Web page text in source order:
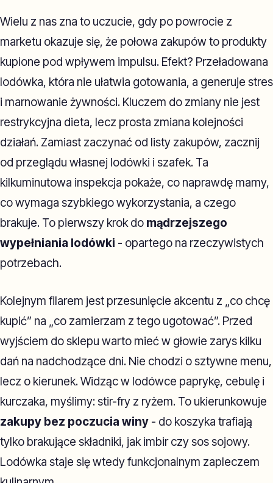
Wielu z nas zna to uczucie, gdy po powrocie z
marketu okazuje się, że połowa zakupów to produkty
kupione pod wpływem impulsu. Efekt? Przeładowana
lodówka, która nie ułatwia gotowania, a generuje stres
i marnowanie żywności. Kluczem do zmiany nie jest
restrykcyjna dieta, lecz prosta zmiana kolejności
działań. Zamiast zaczynać od listy zakupów, zacznij
od przeglądu własnej lodówki i szafek. Ta
kilkuminutowa inspekcja pokaże, co naprawdę mamy,
co wymaga szybkiego wykorzystania, a czego
brakuje. To pierwszy krok do mądrzejszego
wypełniania lodówki - opartego na rzeczywistych
potrzebach.
Kolejnym filarem jest przesunięcie akcentu z „co chcę
kupić” na „co zamierzam z tego ugotować”. Przed
wyjściem do sklepu warto mieć w głowie zarys kilku
dań na nadchodzące dni. Nie chodzi o sztywne menu,
lecz o kierunek. Widząc w lodówce paprykę, cebulę i
kurczaka, myślimy: stir-fry z ryżem. To ukierunkowuje
zakupy bez poczucia winy - do koszyka trafiają
tylko brakujące składniki, jak imbir czy sos sojowy.
Lodówka staje się wtedy funkcjonalnym zapleczem